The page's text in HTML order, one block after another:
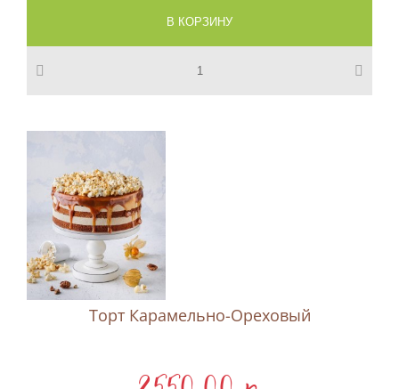
Торт Карамельно-Ореховый